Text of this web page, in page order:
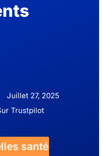
Juillet 27, 2025
Trustpilot
santé